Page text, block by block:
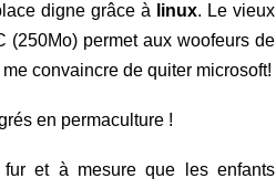
digne grâce à linux. Le vieux
(250Mo) permet aux woofeurs de
convaincre de quiter microsoft!
en permaculture !
et à mesure que les enfants